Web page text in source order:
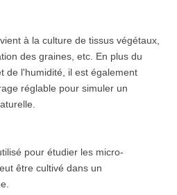
à la culture de tissus végétaux,
des graines, etc. En plus du
de l'humidité, il est également
réglable pour simuler un
pour étudier les micro-
être cultivé dans un